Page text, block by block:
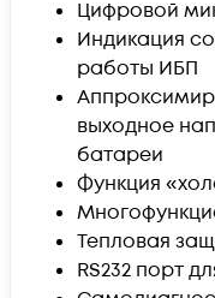
Цифровой
Индикация
работы ИБП
выходное
батареи
Функция
Тепловая
RS232 порт